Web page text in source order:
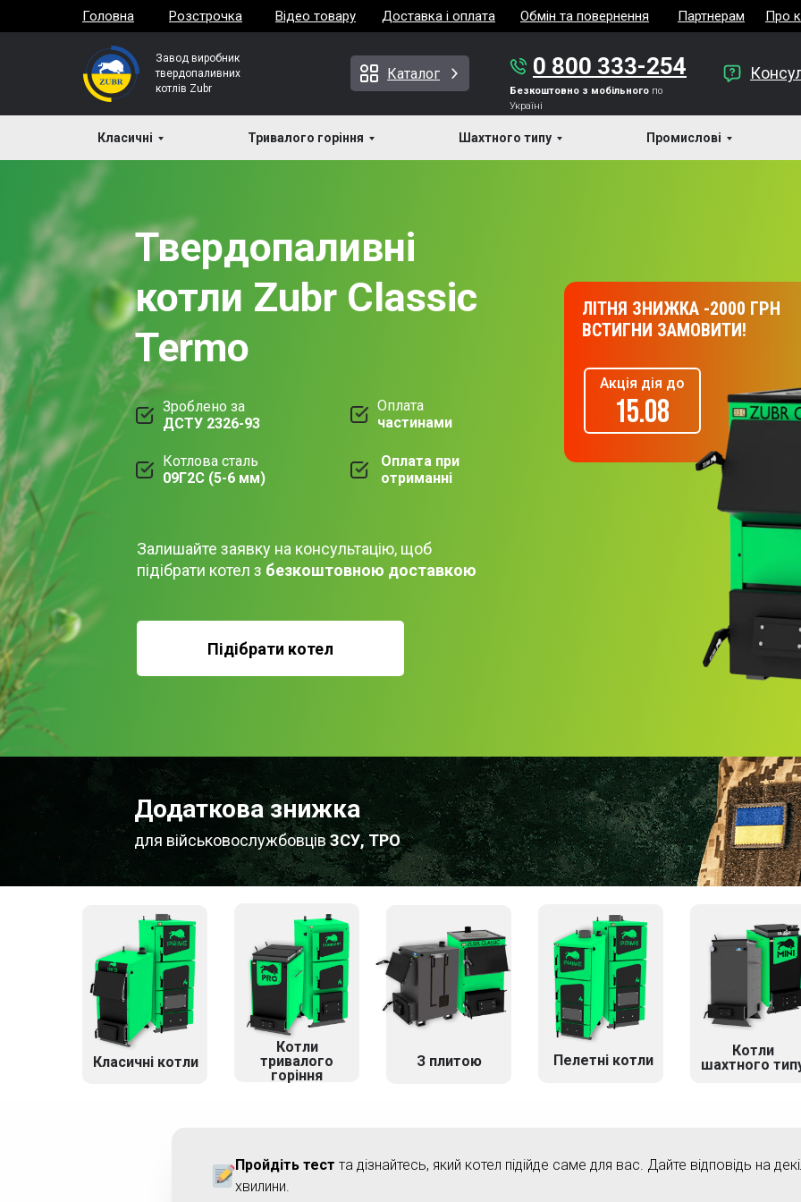
Розстрочка Відео товару Доставка і оплата Обмін та повернення Партнерам Про
Головна
Завод виробник
твердопаливних
котлів Zubr
Каталог 0 800 333-254
Безкоштовно з мобільного по
Україні
Класичні Тривалого горіння Шахтного типу Промислові
Зроблено за
ДСТУ 2326-93
Котлова сталь
09Г2С (5-6 мм)
Оплата при
отриманні
Оплата
частинами
Твердопаливні
котли Zubr Classic
Termo
Залишайте заявку на консультацію, щоб
підібрати котел з безкоштовною доставкою
Підібрати котел
Акція дія до
15.08
ЛІТНЯ ЗНИЖКА -2000 ГРН
ВСТИГНИ ЗАМОВИТИ!
для військовослужбовцівЗСУ, ТРО
Додаткова знижка
Котли
шахтного
Пелетні котли
З плитою
Котли
тривалого
горіння
Класичні котли
Пройдіть тест та дізнайтесь, який котел підійде саме для вас. Дайте відповідь на
хвилини.